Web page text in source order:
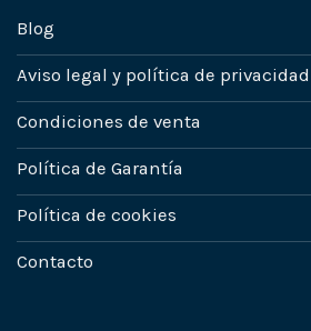
Blog
Aviso legal y política de privacidad
Condiciones de venta
Política de Garantía
Política de cookies
Contacto